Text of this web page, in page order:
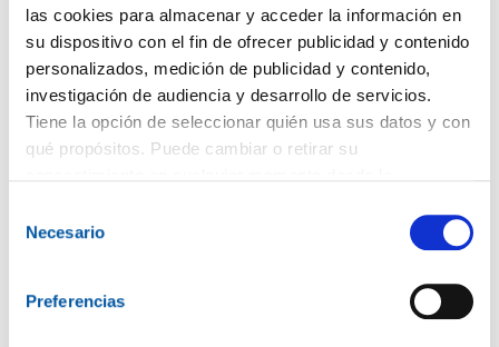
las cookies para almacenar y acceder la información en
su dispositivo con el fin de ofrecer publicidad y contenido
personalizados, medición de publicidad y contenido,
investigación de audiencia y desarrollo de servicios.
Tiene la opción de seleccionar quién usa sus datos y con
qué propósitos. Puede cambiar o retirar su
consentimiento.
Obtenga más información sobre cómo se procesan sus
datos personales y establezca sus preferencias en la
Necesario
Preferencias
Por eso, formarse en esta área permite al taller:
Mejorar la calidad del diagnóstico.
Reducir errores en la sustitución de
componentes.
Trabajar con más seguridad ante averías de
emisiones.
cliente final.